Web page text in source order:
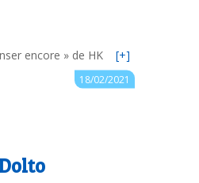
encore » de HK [+]
18/02/2021